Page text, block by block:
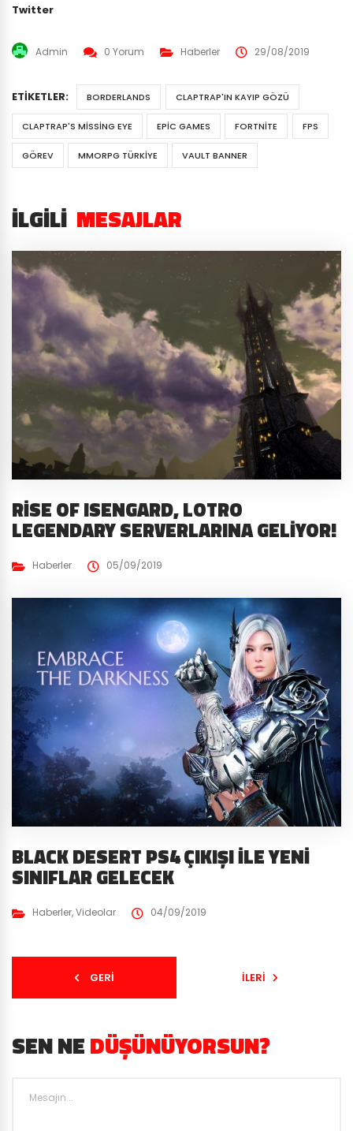
Twitter
Admin 0 Yorum Haberler 29/08/2019
ETIKETLER: BORDERLANDS CLAPTRAP'IN KAYIP GÖZÜ
CLAPTRAP'S MISSING EYE EPIC GAMES FORTNITE FPS
GÖREV MMORPG TÜRKIYE VAULT BANNER
İLGILI MESAJLAR
RISE OF ISENGARD, LOTRO
LEGENDARY SERVERLARINA GELIYOR!
Haberler 05/09/2019
BLACK DESERT PS4 ÇIKIŞI İLE YENI
SINIFLAR GELECEK
Haberler,Videolar 04/09/2019
GERI İLERI
SEN NEDÜŞÜNÜYORSUN?